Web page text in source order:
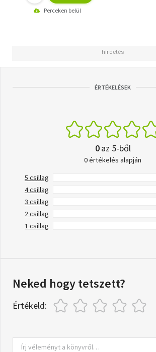
Perceken belül
ÉRTÉKELÉSEK
0az 5-ből
0 értékelés alapján
5 csillag
4 csillag
3 csillag
2 csillag
1 csillag
Neked hogy tetszett?
Értékeld: